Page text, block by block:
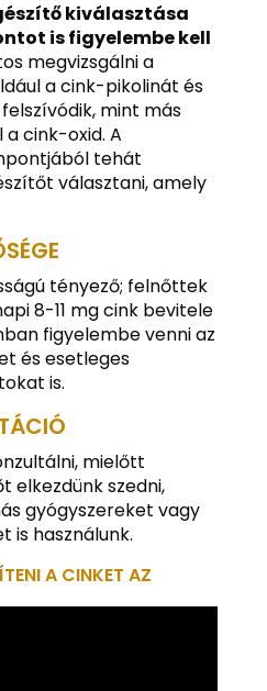
kiválasztása
is figyelembe kell
megvizsgálni a
a cink-pikolinát és
mint más
cink-oxid. A
tehát
választani, amely
tényező; felnőttek
8-11 mg cink bevitele
figyelembe venni az
és esetleges
is.
mielőtt
elkezdünk szedni,
gyógyszereket vagy
is használunk.
A CINKET AZ